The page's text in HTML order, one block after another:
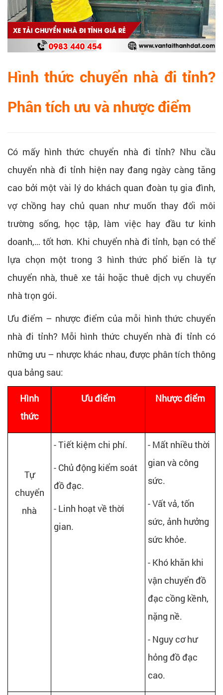
Hình thức chuyển nhà đi tỉnh?
Phân tích ưu và nhược điểm
Có mấy hình thức chuyển nhà đi tỉnh? Nhu cầu
chuyển nhà đi tỉnh hiện nay đang ngày càng tăng
cao bởi một vài lý do khách quan đoàn tụ gia đình,
vợ chồng hay chủ quan như muốn thay đổi môi
trường sống, học tập, làm việc hay đầu tư kinh
doanh,… tốt hơn. Khi chuyển nhà đi tỉnh, bạn có thể
lựa chọn một trong 3 hình thức phổ biến là tự
chuyển nhà, thuê xe tải hoặc thuê dịch vụ chuyển
nhà trọn gói.
Ưu điểm – nhược điểm của mỗi hình thức chuyển
nhà đi tỉnh? Mỗi hình thức chuyển nhà đi tỉnh có
những ưu – nhược khác nhau, được phân tích thông
qua bảng sau:
Hình
thức
Ưu điểm Nhược điểm
Tự
chuyển
nhà
- Tiết kiệm chi phí.
- Chủ động kiểm soát
đồ đạc.
- Linh hoạt về thời
gian.
- Mất nhiều thời
gian và công
sức.
- Vất vả, tốn
sức, ảnh hưởng
sức khỏe.
- Khó khăn khi
vận chuyển đồ
đạc cồng kềnh,
nặng nề.
- Nguy cơ hư
hỏng đồ đạc
cao.